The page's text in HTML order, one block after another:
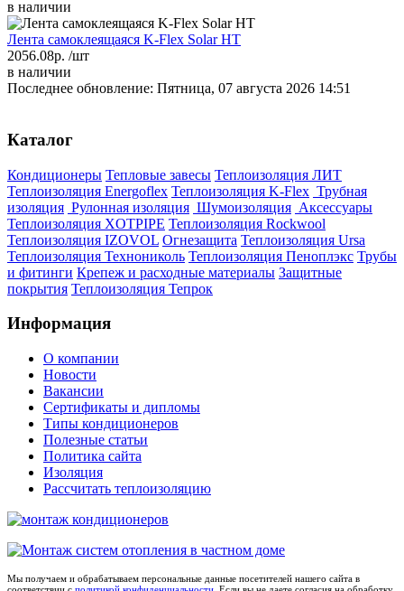
в наличии
Лента самоклеящаяся K-Flex Solar HT
2056.08р. /шт
в наличии
Последнее обновление: Пятница, 07 августа 2026 14:51
Каталог
Кондиционеры Тепловые завесы Теплоизоляция ЛИТ
Теплоизоляция Energoflex Теплоизоляция K-Flex Трубная
изоляция Рулонная изоляция Шумоизоляция Аксессуары
Теплоизоляция XOTPIPE Теплоизоляция Rockwool
Теплоизоляция IZOVOL Огнезащита Теплоизоляция Ursa
Теплоизоляция Технониколь Теплоизоляция Пеноплэкс Трубы
и фитинги Крепеж и расходные материалы Защитные
покрытия Теплоизоляция Тепрок
Информация
О компании
Новости
Вакансии
Сертификаты и дипломы
Типы кондиционеров
Полезные статьи
Политика сайта
Изоляция
Рассчитать теплоизоляцию
Мы получаем и обрабатываем персональные данные посетителей нашего сайта в